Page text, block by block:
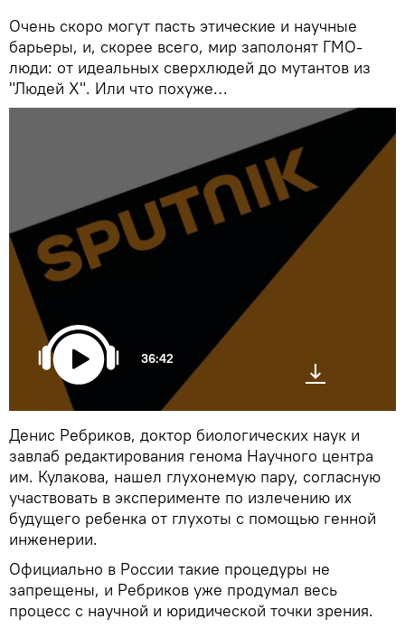
Очень скоро могут пасть этические и научные
барьеры, и, скорее всего, мир заполонят ГМО-
люди: от идеальных сверхлюдей до мутантов из
"Людей Х". Или что похуже…
36:42
Денис Ребриков, доктор биологических наук и
завлаб редактирования генома Научного центра
им. Кулакова, нашел глухонемую пару, согласную
участвовать в эксперименте по излечению их
будущего ребенка от глухоты с помощью генной
инженерии.
Официально в России такие процедуры не
запрещены, и Ребриков уже продумал весь
процесс с научной и юридической точки зрения.